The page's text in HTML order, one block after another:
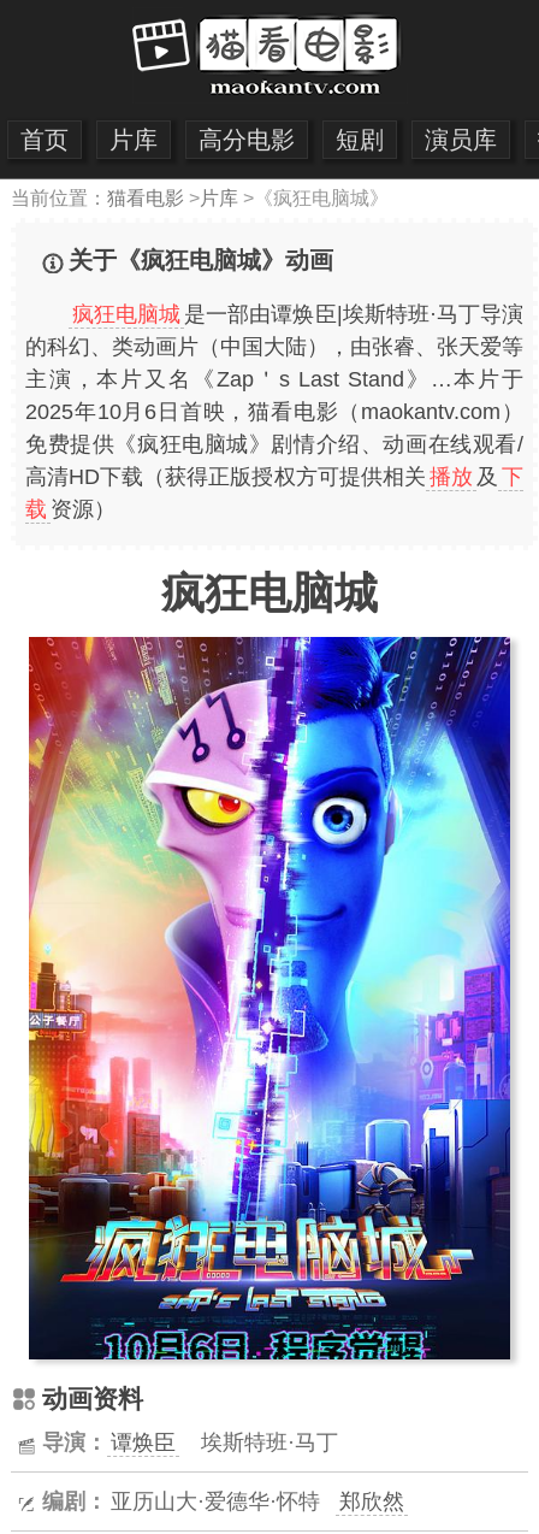
首页 片库 高分电影 短剧 演员库
当前位置： 猫看电影 >片库>《疯狂电脑城》
关于《疯狂电脑城》动画
疯狂电脑城 是一部由谭焕臣|埃斯特班·马丁导演
的科幻、类动画片（中国大陆），由张睿、张天爱等
主演，本片又名《Zap＇s Last Stand》…本片于
2025年10月6日首映，猫看电影（maokantv.com）
免费提供《疯狂电脑城》剧情介绍、动画在线观看/
高清HD下载（获得正版授权方可提供相关 播放 及 下
载 资源）
疯狂电脑城
动画资料
导演： 谭焕臣 埃斯特班·马丁
编剧： 亚历山大·爱德华·怀特 郑欣然